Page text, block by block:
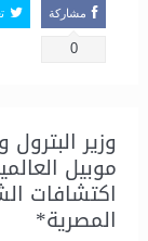
مشاركة
0
وزير
موبيل
اكتشافات
المصرية*